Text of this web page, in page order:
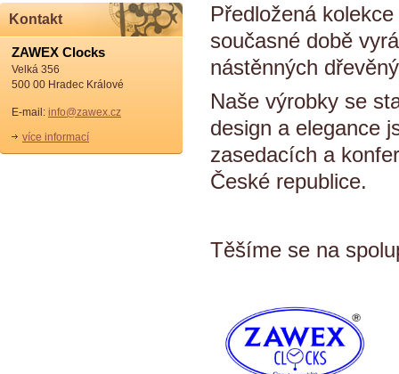
Předložená
současné době
nástěnných
Naše výrobky se
design a elegance
zasedacích a
České republice.
Těšíme se na
Kontakt
ZAWEX Clocks
Velká 356
500 00 Hradec Králové
E-mail: info@zawex.cz
více informací